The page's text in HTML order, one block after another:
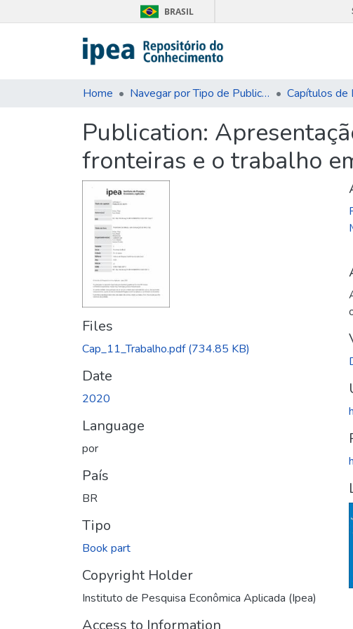
BRASIL
Home Navegar por Tipo de Publicação Capítulos de
Publication:
fronteiras e o trabalho
Files
Cap_11_Trabalho.pdf(734.85 KB)
Date
2020
Language
por
País
BR
Tipo
Book part
Copyright Holder
Instituto de Pesquisa Econômica Aplicada (Ipea)
Access to Information